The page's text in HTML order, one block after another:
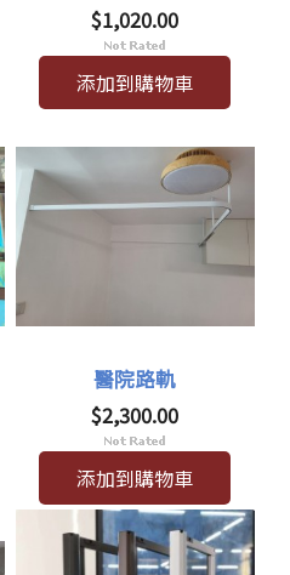
$1,020.00
添加到購物車
醫院路軌
$2,300.00
添加到購物車